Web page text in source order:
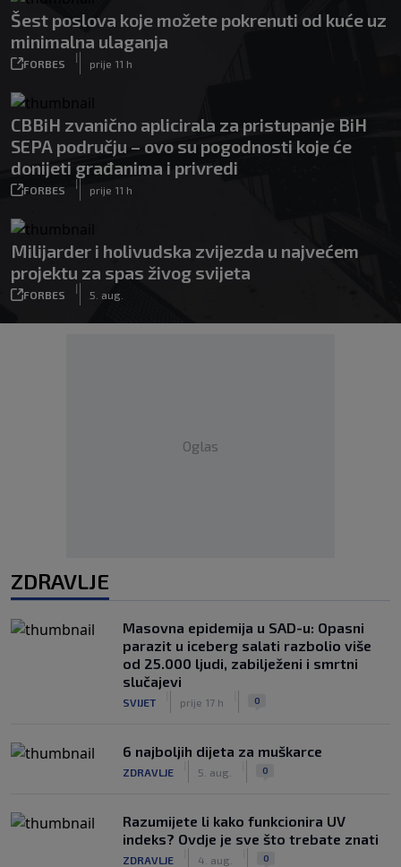
Šest poslova koje možete pokrenuti od kuće uz
minimalna ulaganja
FORBES
|
prije 11 h
CBBiH zvanično aplicirala za pristupanje BiH
SEPA području – ovo su pogodnosti koje će
donijeti građanima i privredi
FORBES
|
prije 11 h
Milijarder i holivudska zvijezda u najvećem
projektu za spas živog svijeta
FORBES
|
5. aug.
Oglas
ZDRAVLJE
Masovna epidemija u SAD-u: Opasni
parazit u iceberg salati razbolio više
od 25.000 ljudi, zabilježeni i smrtni
slučajevi
SVIJET prije 17 h 0
6 najboljih dijeta za muškarce
ZDRAVLJE 5. aug. 0
Razumijete li kako funkcionira UV
indeks? Ovdje je sve što trebate znati
ZDRAVLJE 4. aug. 0